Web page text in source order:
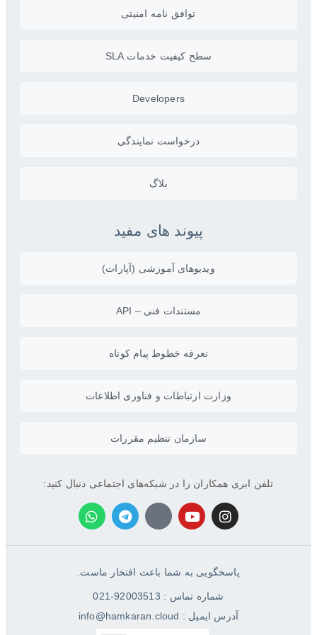
توافق نامه امنیتی
سطح کیفیت خدمات SLA
Developers
درخواست نمایندگی
بلاگ
پیوند های مفید
ویدیو‌های آموزشی (آپارات)
مستندات فنی – API
تعرفه خطوط پیام کوتاه
وزارت ارتباطات و فناوری اطلاعات
سازمان تنظیم مقررات
تلفن ابری همکاران را در شبکه‌های اجتماعی دنبال کنید:
پاسخگویی به شما باعث افتخار ماست.
شماره تماس : 92003513-021
آدرس ایمیل : info@hamkaran.cloud